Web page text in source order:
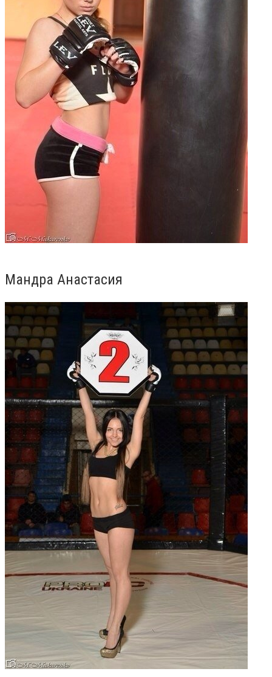
Мандра Анастасия